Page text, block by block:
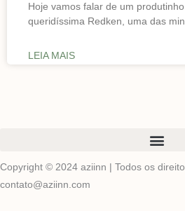
Hoje vamos falar de um
queridíssima Redken, uma das
LEIA MAIS
Copyright © 2024 aziinn | Todos os
contato@aziinn.com